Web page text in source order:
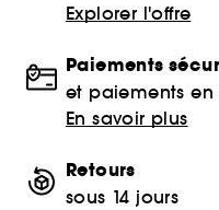
Explorer l'offre
Paiements
et paiements en
En savoir plus
Retours
sous 14 jours